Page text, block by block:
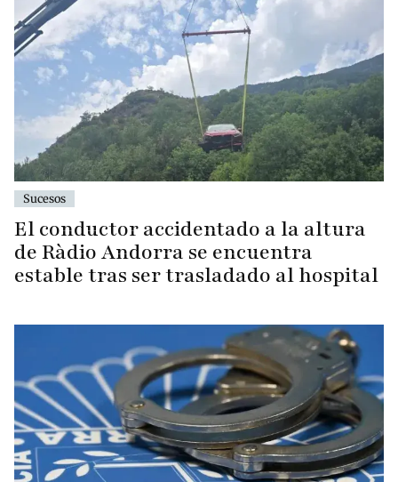
Sucesos
El conductor accidentado a la altura
de Ràdio Andorra se encuentra
estable tras ser trasladado al hospital